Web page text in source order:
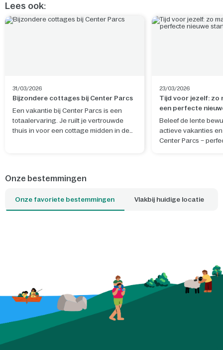
Lees ook:
31/03/2026
Bijzondere cottages bij Center Parcs
Een vakantie bij Center Parcs is een
totaalervaring. Je ruilt je vertrouwde
thuis in voor een cottage midden in de
bijvoorbeeld kunt slapen tussen de
water. Welke cottage is jouw favoriet?
23/03/2026
Tijd voor jezelf: zo
een perfecte
Beleef de lente
actieve vakanties
Center Parcs –
Onze bestemmingen
Onze favoriete bestemmingen Vlakbij huidige locatie